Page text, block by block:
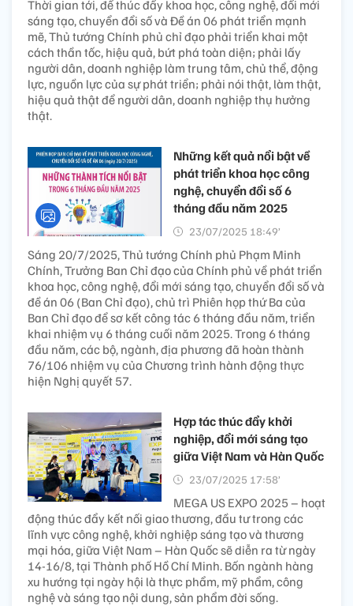
Thời gian tới, để thúc đẩy khoa học, công nghệ, đổi mới
sáng tạo, chuyển đổi số và Đề án 06 phát triển mạnh
mẽ, Thủ tướng Chính phủ chỉ đạo phải triển khai một
cách thần tốc, hiệu quả, bứt phá toàn diện; phải lấy
người dân, doanh nghiệp làm trung tâm, chủ thể, động
lực, nguồn lực của sự phát triển; phải nói thật, làm thật,
hiệu quả thật để người dân, doanh nghiệp thụ hưởng
thật.
Những kết quả nổi bật về
phát triển khoa học công
nghệ, chuyển đổi số 6
tháng đầu năm 2025
23/07/2025 18:49’
Sáng 20/7/2025, Thủ tướng Chính phủ Phạm Minh
Chính, Trưởng Ban Chỉ đạo của Chính phủ về phát triển
khoa học, công nghệ, đổi mới sáng tạo, chuyển đổi số và
đề án 06 (Ban Chỉ đạo), chủ trì Phiên họp thứ Ba của
Ban Chỉ đạo để sơ kết công tác 6 tháng đầu năm, triển
khai nhiệm vụ 6 tháng cuối năm 2025. Trong 6 tháng
đầu năm, các bộ, ngành, địa phương đã hoàn thành
76/106 nhiệm vụ của Chương trình hành động thực
hiện Nghị quyết 57.
Hợp tác thúc đẩy khởi
nghiệp, đổi mới sáng tạo
giữa Việt Nam và Hàn Quốc
23/07/2025 17:58’
MEGA US EXPO 2025 – hoạt
động thúc đẩy kết nối giao thương, đầu tư trong các
lĩnh vực công nghệ, khởi nghiệp sáng tạo và thương
mại hóa, giữa Việt Nam – Hàn Quốc sẽ diễn ra từ ngày
14-16/8, tại Thành phố Hồ Chí Minh. Bốn ngành hàng
xu hướng tại ngày hội là thực phẩm, mỹ phẩm, công
nghệ và sáng tạo nội dung, sản phẩm đời sống.